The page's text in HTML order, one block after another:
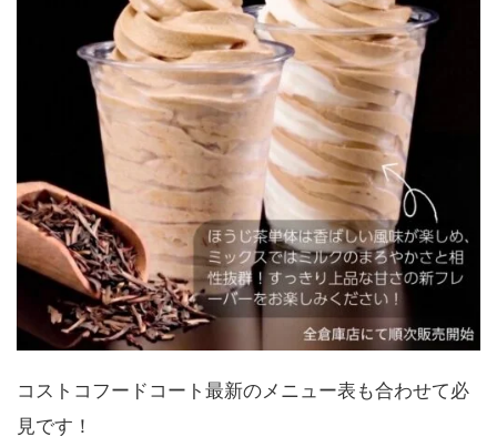
コストコフードコート最新のメニュー表も合わせて必
見です！